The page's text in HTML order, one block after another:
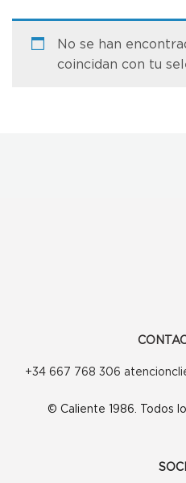
No se han
coincidan con tu
+34 667 768 306
© Caliente 1986. Todos